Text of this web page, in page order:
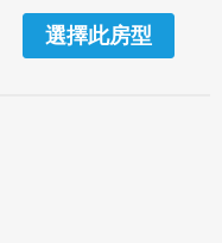
選擇此房型